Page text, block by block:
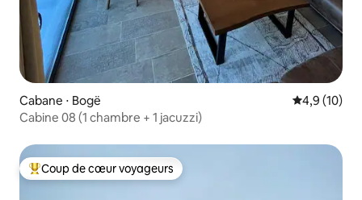
Cabane ⋅ Bogë Évaluation
4,9 (10)
Cabine 08 (1 chambre + 1 jacuzzi)
Coups de cœur voyageurs les plus appréciés
Coup de cœur voyageurs